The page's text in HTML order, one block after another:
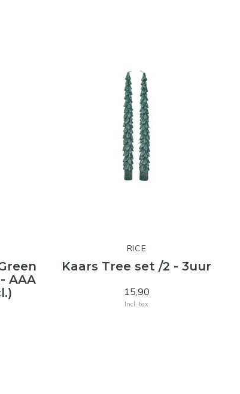
AAA
RICE
Kaars Tree set /2 - 3uur
15,90
Incl. tax